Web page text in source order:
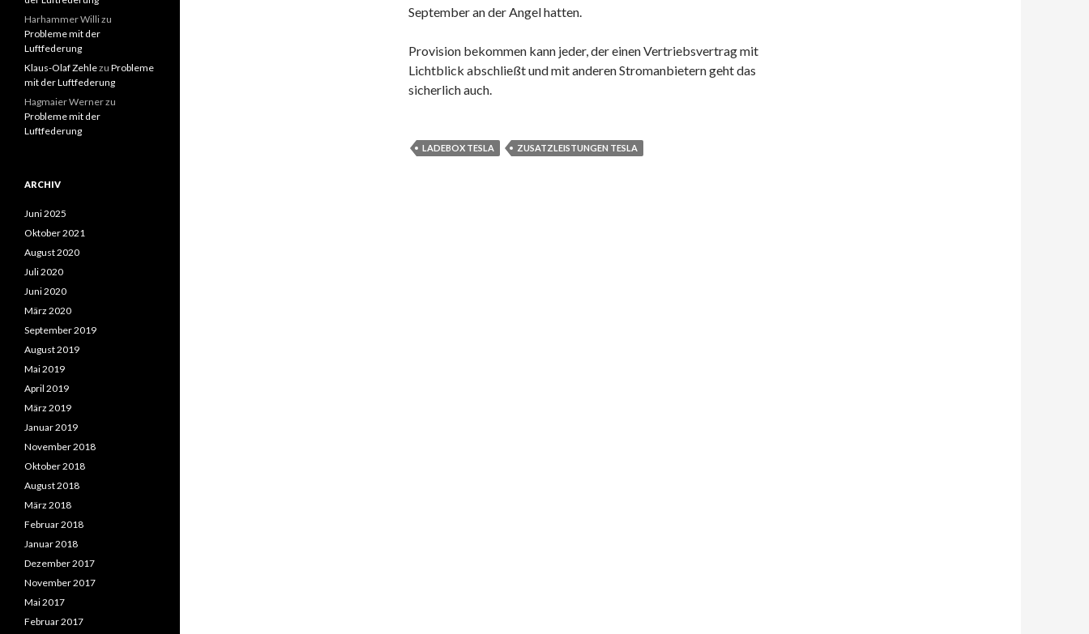
September an der Angel hatten.
Provision bekommen kann jeder, der einen Vertriebsvertrag mit
Lichtblick abschließt und mit anderen Stromanbietern geht das
sicherlich auch.
LADEBOX TESLA ZUSATZLEISTUNGEN TESLA
Harhammer Willizu
Probleme mit der
Luftfederung
Klaus-Olaf Zehlezu Probleme
mit der Luftfederung
Hagmaier Wernerzu
Probleme mit der
Luftfederung
ARCHIV
Juni 2025
Oktober 2021
August 2020
Juli 2020
Juni 2020
März 2020
September 2019
August 2019
Mai 2019
April 2019
März 2019
Januar 2019
November 2018
Oktober 2018
August 2018
März 2018
Februar 2018
Januar 2018
Dezember 2017
November 2017
Mai 2017
Februar 2017